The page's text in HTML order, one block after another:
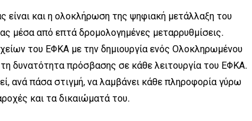
είναι και η ολοκλήρωση της ψηφιακή μετάλλαξη του
μέσα από επτά δρομολογημένες μεταρρυθμίσεις.
του ΕΦΚΑ με την δημιουργία ενός Ολοκληρωμένου
δυνατότητα πρόσβασης σε κάθε λειτουργία του ΕΦΚΑ.
ανά πάσα στιγμή, να λαμβάνει κάθε πληροφορία γύρω
και τα δικαιώματά του.